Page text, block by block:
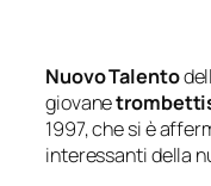
Nuovo Talento
giovane
1997, che si è
interessanti della